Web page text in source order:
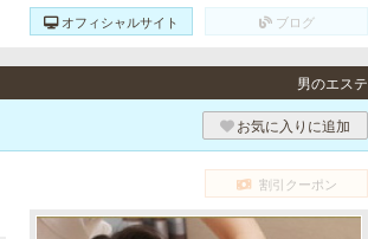
オフィシャルサイト ブログ
男のエステ
お気に入りに追加
割引クーポン